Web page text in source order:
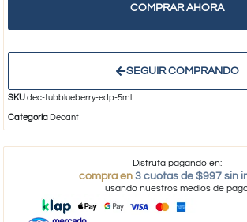
COMPRAR AHORA
SEGUIR COMPRANDO
SKUdec-tubblueberry-edp-5ml
Categoría Decant
Disfruta pagando en:
compra en 3 cuotas de $997 sin
usando nuestros medios de